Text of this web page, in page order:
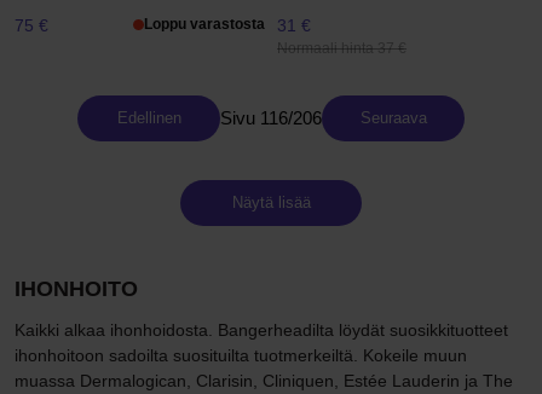
75 € Loppu varastosta 31 €
Normaali hinta 37 €
Edellinen Sivu 116/206 Seuraava
Näytä lisää
IHONHOITO
Kaikki alkaa ihonhoidosta. Bangerheadilta löydät suosikkituotteet
ihonhoitoon sadoilta suosituilta tuotmerkeiltä. Kokeile muun
muassa Dermalogican, Clarisin, Cliniquen, Estée Lauderin ja The